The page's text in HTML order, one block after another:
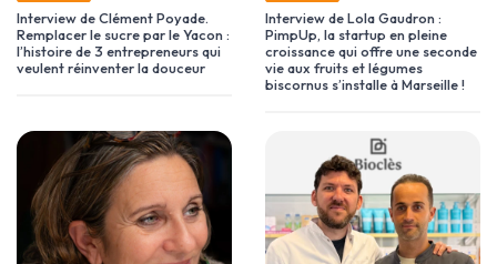
Interview de Clément Poyade.
Remplacer le sucre par le Yacon :
l’histoire de 3 entrepreneurs qui
veulent réinventer la douceur
Interview de Lola Gaudron :
PimpUp, la startup en pleine
croissance qui offre une seconde
vie aux fruits et légumes
biscornus s’installe à Marseille !